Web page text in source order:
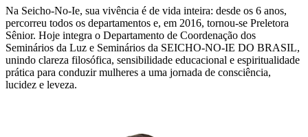
Na Seicho-No-Ie, sua vivência é de vida inteira: desde os 6 anos,
percorreu todos os departamentos e, em 2016, tornou-se Preletora
Sênior. Hoje integra o Departamento de Coordenação dos
Seminários da Luz e Seminários da SEICHO-NO-IE DO BRASIL,
unindo clareza filosófica, sensibilidade educacional e espiritualidade
prática para conduzir mulheres a uma jornada de consciência,
lucidez e leveza.